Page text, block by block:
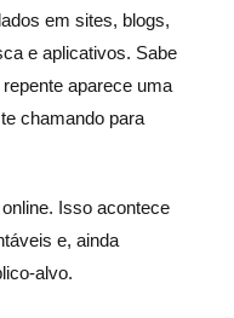
em sites, blogs,
e aplicativos. Sabe
aparece uma
chamando para
Isso acontece
e, ainda
alvo.